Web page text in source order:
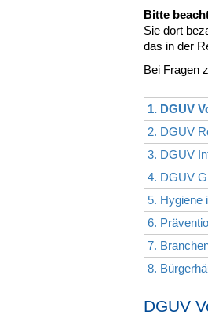
Bitte
Sie dort
das in der
Bei Fragen
1. DGUV
2. DGUV
3. DGUV
4. DGUV
5. Hygiene
6.
7.
8.
DGUV